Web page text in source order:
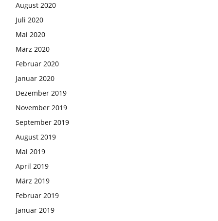
August 2020
Juli 2020
Mai 2020
März 2020
Februar 2020
Januar 2020
Dezember 2019
November 2019
September 2019
August 2019
Mai 2019
April 2019
März 2019
Februar 2019
Januar 2019